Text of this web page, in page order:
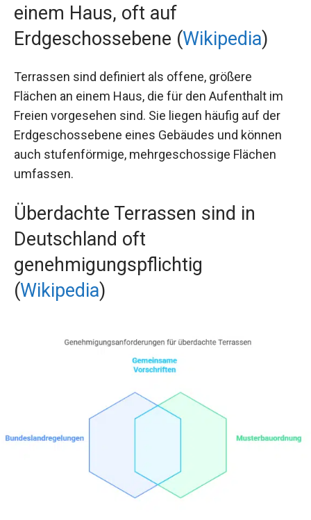
einem Haus, oft auf
Erdgeschossebene (Wikipedia)
Terrassen sind definiert als offene, größere
Flächen an einem Haus, die für den Aufenthalt im
Freien vorgesehen sind. Sie liegen häufig auf der
Erdgeschossebene eines Gebäudes und können
auch stufenförmige, mehrgeschossige Flächen
umfassen.
Überdachte Terrassen sind in
Deutschland oft
genehmigungspflichtig
(Wikipedia)